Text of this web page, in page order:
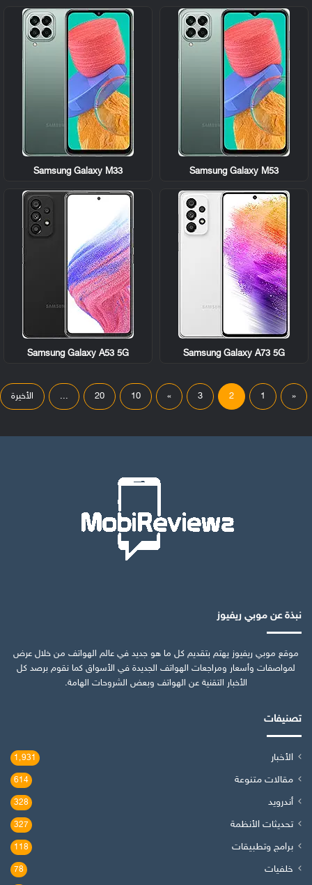
Samsung Galaxy M53
Samsung Galaxy M33
Samsung Galaxy A73 5G
Samsung Galaxy A53 5G
«
1
2
3
»
10
20
... الأخيرة
نبذة عن موبي ريفيوز
موقع موبي ريفيوز يهتم بتقديم كل ما هو جديد في عالم الهواتف من خلال عرض
لمواصفات وأسعار ومراجعات الهواتف الجديدة في الأسواق كما نقوم برصد كل
الأخبار التقنية عن الهواتف وبعض الشروحات الهامة.
تصنيفات
الأخبار 1٬931
مقالات متنوعة 614
أندرويد 328
تحديثات الأنظمة 327
برامج وتطبيقات 118
خلفيات 78